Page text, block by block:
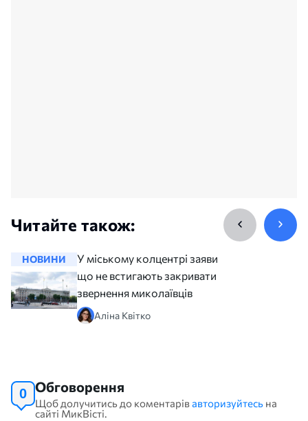
Читайте також:
НОВИНИ
У міському колцентрі заявили,
що не встигають закривати всі
звернення миколаївців
Аліна Квітко
0 Обговорення
Щоб долучитись до коментарівавторизуйтесь на
сайті МикВісті.